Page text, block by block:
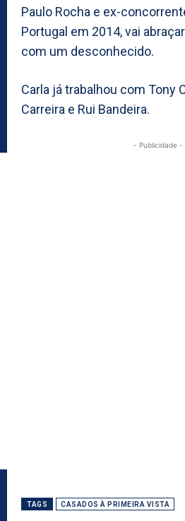
Paulo Rocha e ex-
Portugal em 2014, vai
com um desconhecido.
Carla já trabalhou com Tony
Carreira e Rui Bandeira.
- Publicidade -
TAGS CASADOS À PRIMEIRA VISTA